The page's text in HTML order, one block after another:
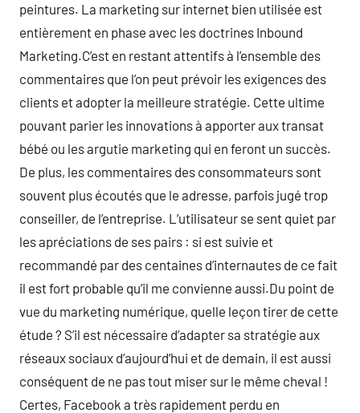
peintures. La marketing sur internet bien utilisée est
entièrement en phase avec les doctrines Inbound
Marketing.C’est en restant attentifs à l’ensemble des
commentaires que l’on peut prévoir les exigences des
clients et adopter la meilleure stratégie. Cette ultime
pouvant parier les innovations à apporter aux transat
bébé ou les argutie marketing qui en feront un succès.
De plus, les commentaires des consommateurs sont
souvent plus écoutés que le adresse, parfois jugé trop
conseiller, de l’entreprise. L’utilisateur se sent quiet par
les apréciations de ses pairs : si est suivie et
recommandé par des centaines d’internautes de ce fait
il est fort probable qu’il me convienne aussi.Du point de
vue du marketing numérique, quelle leçon tirer de cette
étude ? S’il est nécessaire d’adapter sa stratégie aux
réseaux sociaux d’aujourd’hui et de demain, il est aussi
conséquent de ne pas tout miser sur le même cheval !
Certes, Facebook a très rapidement perdu en